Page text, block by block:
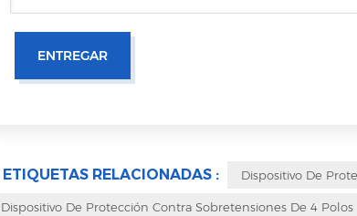
ETIQUETAS RELACIONADAS : Dispositivo De
Dispositivo De Protección Contra Sobretensiones De 4 Polos